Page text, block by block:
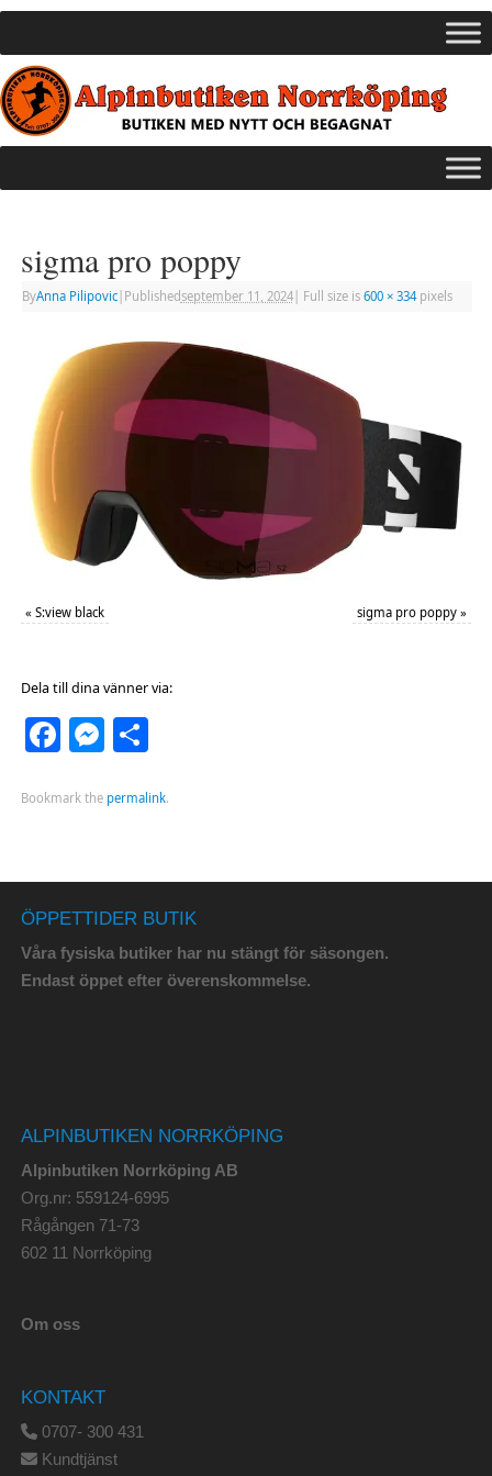
sigma pro poppy
ByAnna Pilipovic| Publishedseptember 11, 2024| Full size is 600 × 334pixels
« S:view black sigma pro poppy »
Dela till dina vänner via:
Facebook
Messenger
Dela
Bookmark the permalink.
ÖPPETTIDER BUTIK
Våra fysiska butiker har nu stängt för säsongen.
Endast öppet efter överenskommelse.
ALPINBUTIKEN NORRKÖPING
Alpinbutiken Norrköping AB
Org.nr: 559124-6995
Rågången 71-73
602 11 Norrköping
Om oss
KONTAKT
0707- 300 431
Kundtjänst